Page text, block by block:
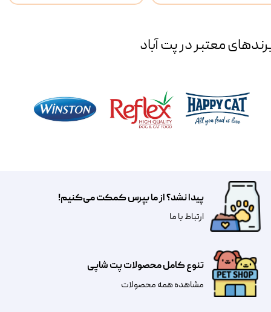
معتبر در پت آباد
تنوع کامل محصولات پت شاپی
مشاهده همه محصولات
پیدا نشد؟ از ما بپرس کمکت می‌کنیم!
​​​ارتباط با ما